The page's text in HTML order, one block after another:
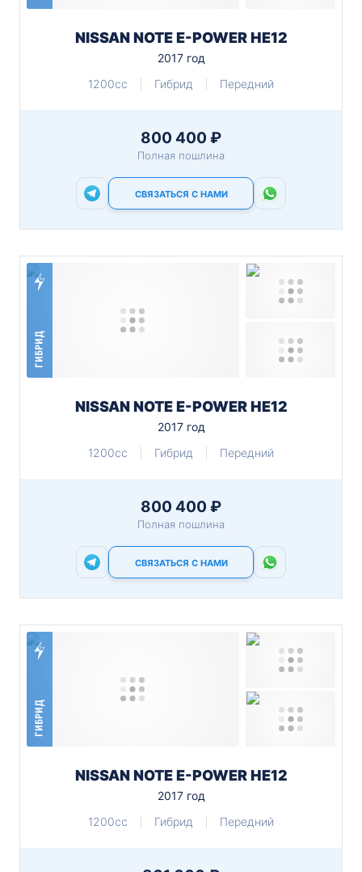
NISSAN NOTE E-POWER HE12
2017 год
1200cc
Гибрид Передний
800 400 ₽
Полная пошлина
СВЯЗАТЬСЯ С НАМИ
ГИБРИД
NISSAN NOTE E-POWER HE12
2017 год
1200cc
Гибрид Передний
800 400 ₽
Полная пошлина
СВЯЗАТЬСЯ С НАМИ
ГИБРИД
NISSAN NOTE E-POWER HE12
2017 год
1200cc
Гибрид Передний